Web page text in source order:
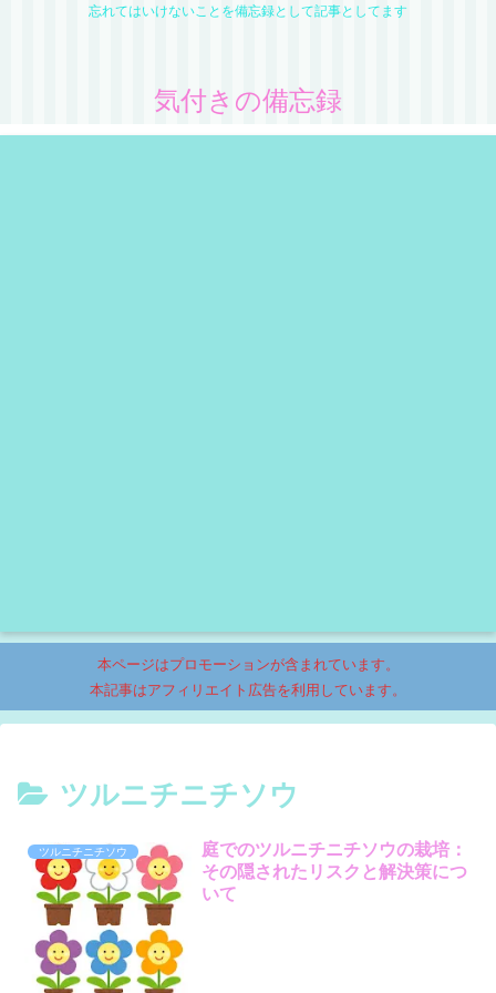
忘れてはいけないことを備忘録として記事としてます
気付きの備忘録
本ページはプロモーションが含まれています。
本記事はアフィリエイト広告を利用しています。
ツルニチニチソウ
ツルニチニチソウ
庭でのツルニチニチソウの栽培：
その隠されたリスクと解決策につ
いて